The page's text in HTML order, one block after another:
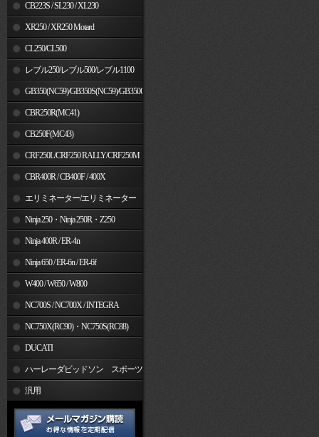
CB223S / SL230 / XL230
XR250 / XR250 Motard
CL250/CL500
レブル250/レブル500/レブル1100
GB350(NC59)/GB350S(NC59)/GB350C(NC64)
CBR250R(MC41)
CB250F(MC43)
CRF250L/CRF250 RALLY/CRF250M
CBR400R / CB400F / 400X
エリミネーター/エリミネーター
SE Ninja 250・Ninja 250R・Z250
Ninja 400R / ER-4n
Ninja 650 / ER-6n / ER-6f
W400 / W650 / W800
NC700S / NC700X / INTEGRA
NC750X(RC90)・NC750S(RC88)
DUCATI
ハーレーダビッドソン スポーツ
スター汎用